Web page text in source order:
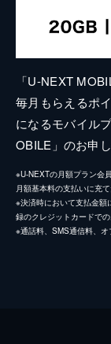
「U-NEXT
毎月もらえるポ
になるモバイル
OBILE」のお申
※U-NEXTの月額プラン会
月額基本料の支払いに充て
※決済時において支払金額
録のクレジットカードでの
※通話料、SMS通信料、オ